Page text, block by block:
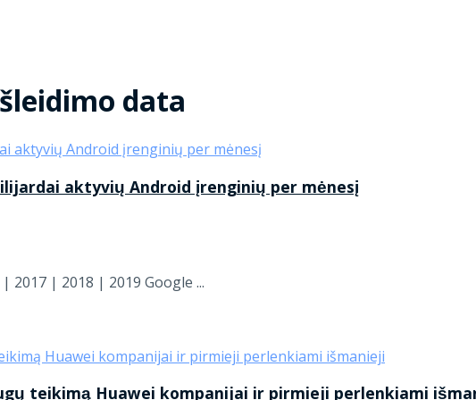
data
aktyvių Android įrenginių per mėnesį
| 2018 | 2019 Google ...